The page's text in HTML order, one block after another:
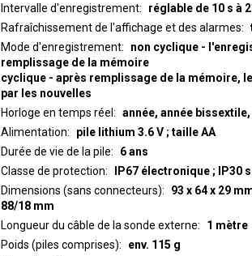
Intervalle d'enregistrement
réglable de 10 s à
Rafraîchissement de l'affichage et des alarmes
Mode d'enregistrement
non cyclique -
remplissage de la mémoire
cyclique - après remplissage de la mémoire,
par les nouvelles
Horloge en temps réel
année, année
Alimentation
pile lithium 3.6 V ; taille AA
Durée de vie de la pile
6 ans
Classe de protection
IP67 électronique ; IP30
Dimensions (sans connecteurs)
93 x 64 x 29
88/18 mm
Longueur du câble de la sonde externe
1 mètre
Poids (piles comprises)
env. 115 g